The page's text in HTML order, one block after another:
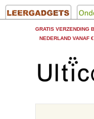
GRATIS VERZENDING
NEDERLAND VANAF